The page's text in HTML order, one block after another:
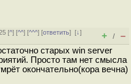
[^] [^^] [^^^] [ответить][↓]
+ / –
старых win server
Просто там нет смысла
окончательно(кора вечна)